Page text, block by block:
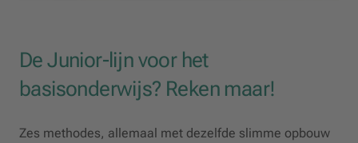
De Junior-lijn voor het
basisonderwijs? Reken maar!
Zes methodes, allemaal met dezelfde slimme opbouw